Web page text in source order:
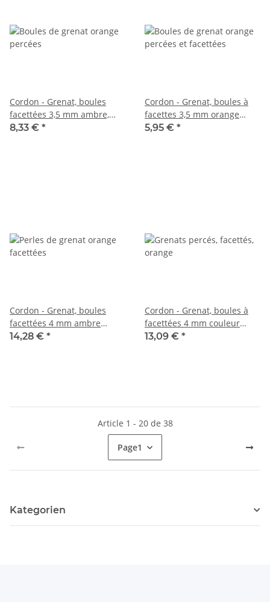
Cordon - Grenat, boules
facettées 3,5 mm ambre,
longueur 39 cm /5457
8,33 € *
Cordon - Grenat, boules à
facettes 3,5 mm orange
brun, longueur 39 cm /4931
5,95 € *
Cordon - Grenat, boules
facettées 4 mm ambre
orange, longueur 39 cm
14,28 € *
Cordon - Grenat, boules à
facettées 4 mm couleur
ambre, longueur 40 cm
13,09 € *
Article 1 - 20 de 38
Page1
Kategorien